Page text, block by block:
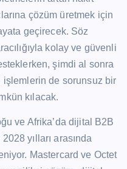
çözüm üretmek için
geçirecek. Söz
kolay ve güvenli
şimdi al sonra
de sorunsuz bir
kılacak.
ve Afrika’da dijital B2B
yılları arasında
Mastercard ve Octet